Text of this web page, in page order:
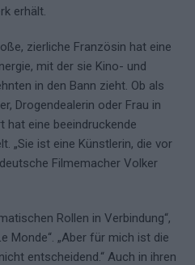
erhält.
zierliche Französin hat eine
mit der sie Kino- und
in den Bann zieht. Ob als
Drogendealerin oder Frau in
hat eine beeindruckende
„Sie ist eine Künstlerin, die vor
Filmemacher Volker
Rollen in Verbindung“,
Monde“. „Aber für mich ist die
entscheidend.“ Auch in ihren